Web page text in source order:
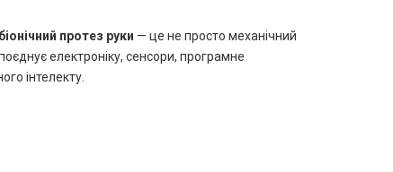
біонічний протез руки — це не просто механічний
електроніку, сенсори, програмне
інтелекту.